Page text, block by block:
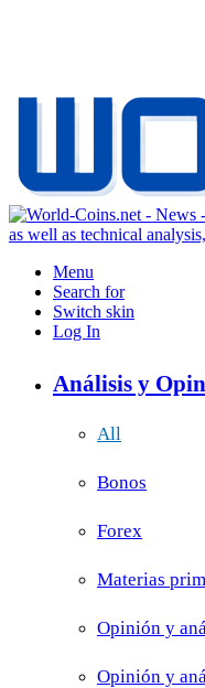
Menu
Search for
Switch skin
Log In
Análisis y
All
Bonos
Forex
Materias
Opinión y
Opinión y